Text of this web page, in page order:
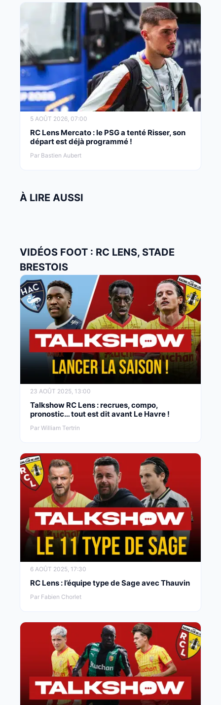
5 AOÛT 2026, 07:00
RC Lens Mercato : le PSG a tenté Risser, son
départ est déjà programmé !
Par Bastien Aubert
À LIRE AUSSI
VIDÉOS FOOT : RC LENS, STADE
BRESTOIS
23 AOÛT 2025, 13:00
Talkshow RC Lens : recrues, compo,
pronostic… tout est dit avant Le Havre !
Par William Tertrin
6 AOÛT 2025, 17:30
RC Lens : l’équipe type de Sage avec Thauvin
Par Fabien Chorlet